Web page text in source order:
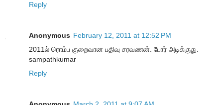
Reply
Anonymous February 12, 2011 at 12:52 PM
2011ல் ரொம்ப குறைவான பதிவு சரவணன். போர் அடிக்குது.
sampathkumar
Reply